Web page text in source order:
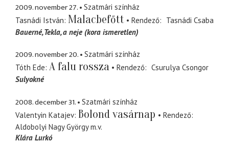
2009. november 27.
Szatmári színház
Tasnádi István Malacbefőtt Rendező
Tasnádi Csaba
Bauerné, Tekla a neje (kora ismeretlen)
2009. november 20.
Szatmári színház
Tóth Ede A falu rossza Rendező
Csurulya Csongor
Sulyokné
2008. december 31.
Szatmári színház
Valentyin Katajev Bolond vasárnap
Rendező
Aldobolyi Nagy György m.v.
Klára Lurkó